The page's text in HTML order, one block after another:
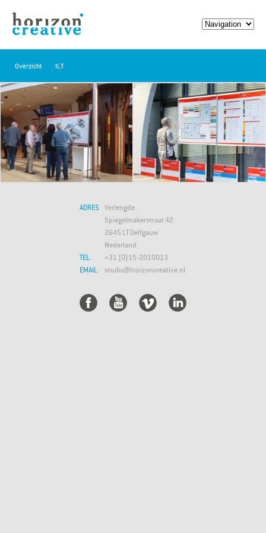
Overzicht ILT
ADRES
TEL
EMAIL
Verlengde
Spiegelmakerstraat 42
2645 LT Delfgauw
Nederland
+31 (0)15-2010013
studio@horizoncreative.nl